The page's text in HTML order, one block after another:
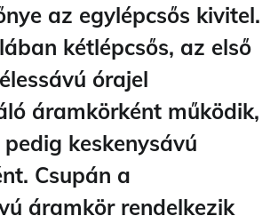
az egylépcsős kivitel.
kétlépcsős, az első
órajel
áramkörként működik,
keskenysávú
Csupán a
áramkör rendelkezik